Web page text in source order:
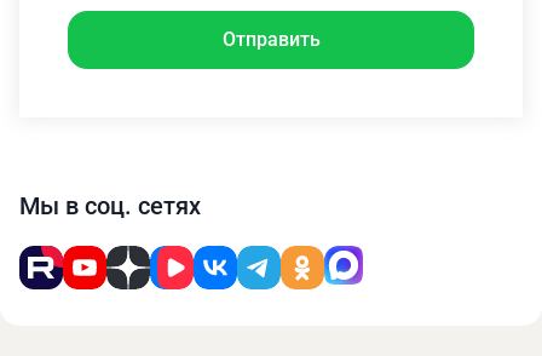
Отправить
Мы в соц. сетях